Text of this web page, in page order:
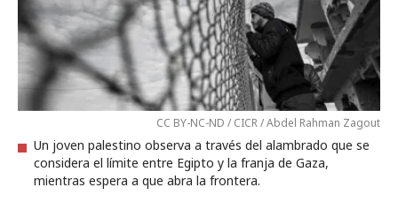
CC BY-NC-ND / CICR / Abdel Rahman Zagout
Un joven palestino observa a través del alambrado que se
considera el límite entre Egipto y la franja de Gaza,
mientras espera a que abra la frontera.